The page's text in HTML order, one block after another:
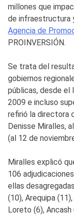
millones que
de infraestructura
Agencia de
PROINVERSIÓN.
Se trata del
gobiernos
públicas, desde el
2009 e incluso
refirió la directora
Denisse Miralles,
(al 12 de
Miralles explicó
106
ellas
(10), Arequipa
Loreto (6), Ancash